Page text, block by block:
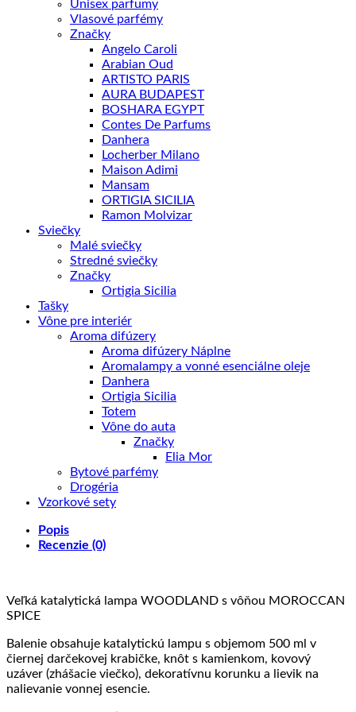
Unisex parfumy
Vlasové parfémy
Značky
Angelo Caroli
Arabian Oud
ARTISTO PARIS
AURA BUDAPEST
BOSHARA EGYPT
Contes De Parfums
Danhera
Locherber Milano
Maison Adimi
Mansam
ORTIGIA SICILIA
Ramon Molvizar
Sviečky
Malé sviečky
Stredné sviečky
Značky
Ortigia Sicilia
Tašky
Vône pre interiér
Aroma difúzery
Aroma difúzery Náplne
Aromalampy a vonné esenciálne oleje
Danhera
Ortigia Sicilia
Totem
Vône do auta
Značky
Elia Mor
Bytové parfémy
Drogéria
Vzorkové sety
Popis
Recenzie (0)
Veľká katalytická lampa WOODLAND s vôňou MOROCCAN
SPICE
Balenie obsahuje katalytickú lampu s objemom 500 ml v
čiernej darčekovej krabičke, knôt s kamienkom, kovový
uzáver (zhášacie viečko), dekoratívnu korunku a lievik na
nalievanie vonnej esencie.